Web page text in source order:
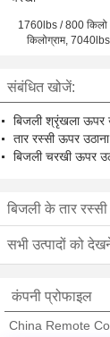
1760lbs / 800
किलोग्राम,
संबंधित खोजें:
बिजली श्रृंखला ऊपर
तार रस्सी ऊपर उठाना
बिजली चरखी ऊपर
बिजली के तार
सभी उत्पादों को
कंपनी प्रोफाइल
China Remote